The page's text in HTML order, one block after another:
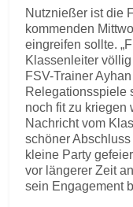
Nutznießer ist die
kommenden
eingreifen sollte.
Klassenleiter
FSV-Trainer
Relegationsspiele
noch fit zu kriegen
Nachricht vom
schöner
kleine Party
vor längerer Zeit
sein Engagement